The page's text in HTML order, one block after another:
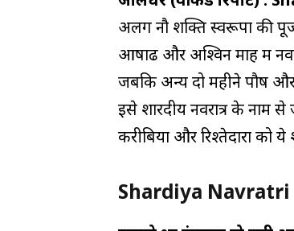
अलग नौ शक्ति स्वरूपों की
आषाढ और अश्विन माह में
जबकि अन्य दो महीने पौष
इसे शारदीय नवरात्र के नाम से
करीबियों और रिश्तेदारों
Shardiya Navratri